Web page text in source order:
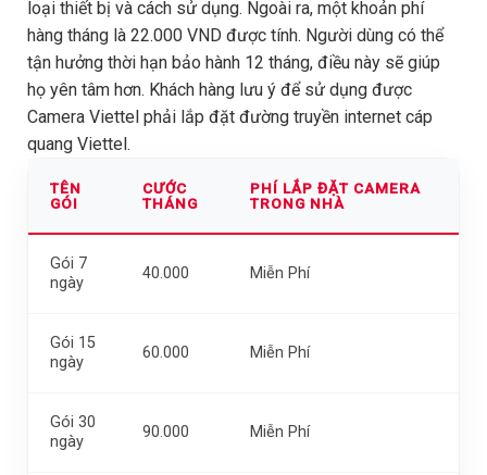
loại thiết bị và cách sử dụng. Ngoài ra, một khoản phí
hàng tháng là 22.000 VND được tính. Người dùng có thể
tận hưởng thời hạn bảo hành 12 tháng, điều này sẽ giúp
họ yên tâm hơn. Khách hàng lưu ý để sử dụng được
Camera Viettel phải lắp đặt đường truyền internet cáp
quang Viettel.
TÊN
GÓI
CƯỚC
THÁNG
PHÍ LẮP ĐẶT CAMERA
TRONG NHÀ
Gói 7
ngày
40.000 Miễn Phí
Gói 15
ngày
60.000 Miễn Phí
Gói 30
ngày
90.000 Miễn Phí